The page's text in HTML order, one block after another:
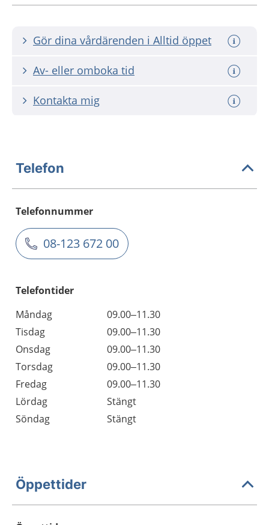
Gör dina vårdärenden i Alltid öppet
Av- eller omboka tid
Kontakta mig
Telefon
Telefonnummer
08-123 672 00
Telefontider
Måndag
09.00–11.30
Tisdag
09.00–11.30
Onsdag
09.00–11.30
Torsdag
09.00–11.30
Fredag
09.00–11.30
Lördag
Stängt
Söndag
Stängt
Öppettider